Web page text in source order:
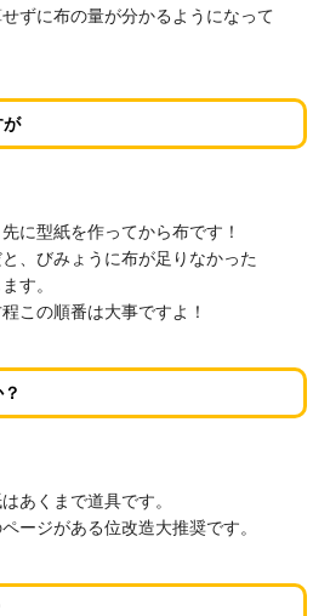
ずに布の量が分かるようになって
が
に型紙を作ってから布です！
、びみょうに布が足りなかった
す。
この順番は大事ですよ！
あくまで道具です。
ージがある位改造大推奨です。